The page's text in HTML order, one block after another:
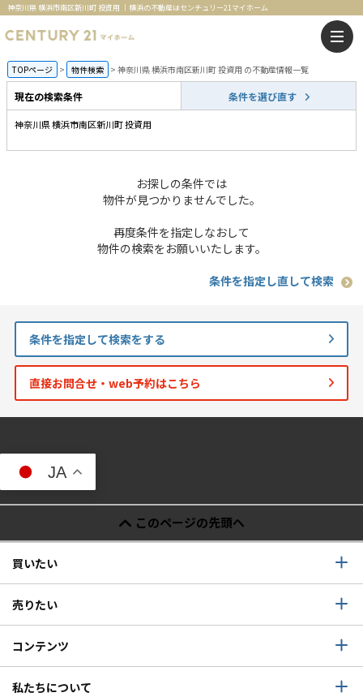
神奈川県 横浜市南区新川町 投資用 ｜横浜の不動産はセンチュリー21マイホーム
TOPページ 物件検索 神奈川県 横浜市南区新川町 投資用 の不動産情報一覧
現在の検索条件 条件を選び直す
神奈川県 横浜市南区新川町 投資用
お探しの条件では
物件が見つかりませんでした。
再度条件を指定しなおして
物件の検索をお願いいたします。
条件を指定し直して検索
条件を指定して検索をする
直接お問合せ・web予約はこちら
JA
このページの先頭へ
買いたい
売りたい
コンテンツ
私たちについて